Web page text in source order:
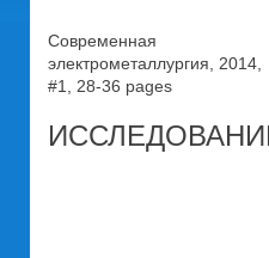
Современная
электрометаллургия, 2014,
#1, 28-36 pages